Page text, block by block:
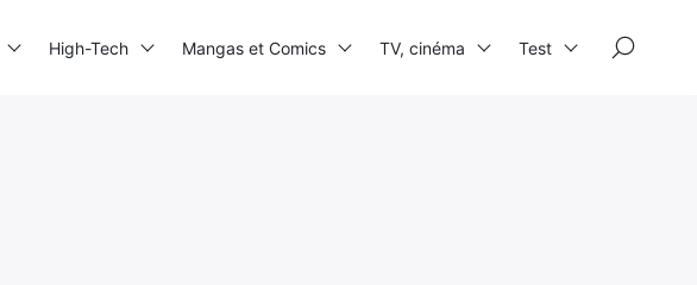
High-Tech Mangas et Comics TV, cinéma Test